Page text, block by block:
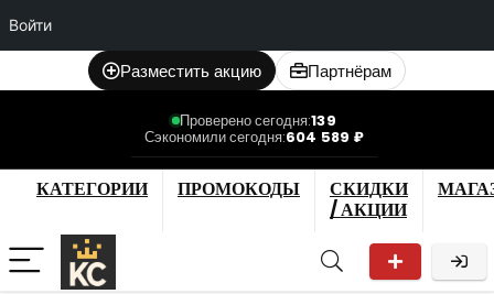
Войти
Разместить акцию Партнёрам
Проверено сегодня:139
Сэкономили сегодня:604 589 ₽
КАТЕГОРИИ ПРОМОКОДЫ
СКИДКИ
/ АКЦИИ